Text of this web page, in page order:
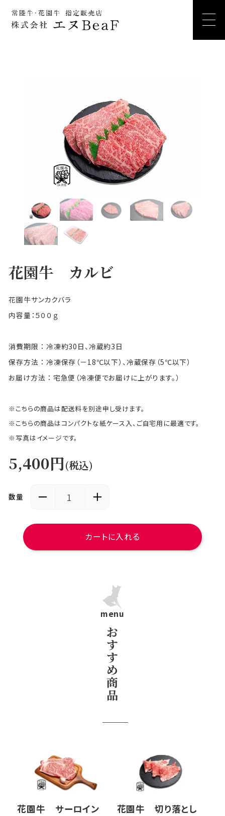
常陸牛／花園牛とは？
商品一覧
ログイン
花園牛 カルビ
花園牛サンカクバラ
内容量：５００ｇ
消費期限 ： 冷凍約30日、冷蔵約3日
保存方法 ： 冷凍保存（－18℃以下）、冷蔵保存（5℃以下）
お届け方法 ： 宅急便（冷凍便でお届けに上がります。）
※こちらの商品は配送料を別途申し受けます。
※こちらの商品はコンパクトな紙ケース入、ご自宅用に最適です。
※写真はイメージです。
5,400円(税込)
数量
カートに入れる
menu
お
す
す
め
商
品
花園牛 サーロイン
花園牛 切り落とし